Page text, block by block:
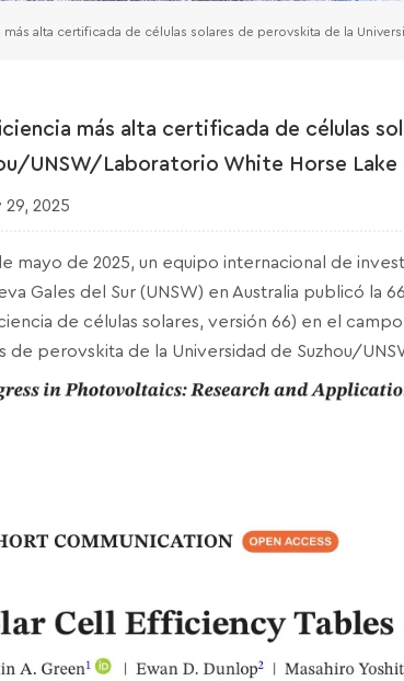
más alta certificada de células solares de perovskita de la
más alta certificada de células
UNSW/Laboratorio White Horse Lake
29, 2025
mayo de 2025, un equipo internacional de
Gales del Sur (UNSW) en Australia publicó la
de células solares, versión 66) en el
de perovskita de la Universidad de Suzhou/